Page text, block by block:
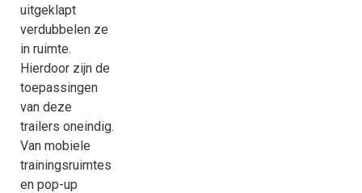
uitgeklapt
verdubbelen ze
in ruimte.
Hierdoor zijn de
toepassingen
van deze
trailers oneindig.
Van mobiele
trainingsruimtes
en pop-up